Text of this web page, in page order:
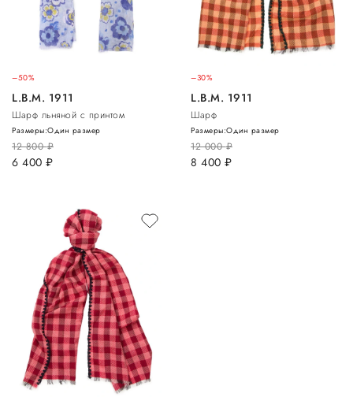
–50%
L.B.M. 1911
Шарф льняной с принтом
12 800руб.
6 400 руб.
Размеры:Один размер
–30%
L.B.M. 1911
Шарф
12 000руб.
8 400 руб.
Размеры:Один размер